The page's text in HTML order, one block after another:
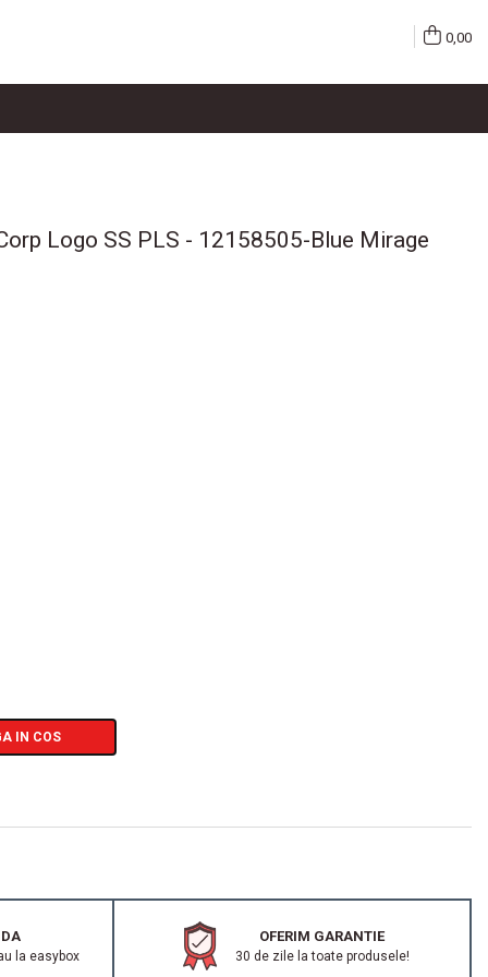
0,00
Logo SS PLS - 12158505-Blue Mirage
IN COS
la easybox
OFERIM GARANTIE
30 de zile la toate produsele!